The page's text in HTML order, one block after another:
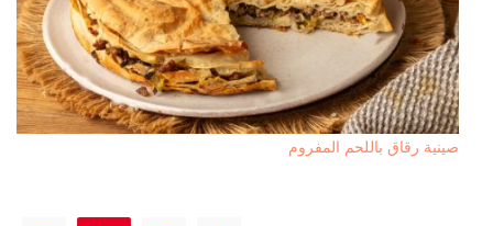
صينية رقاق باللحم المفروم